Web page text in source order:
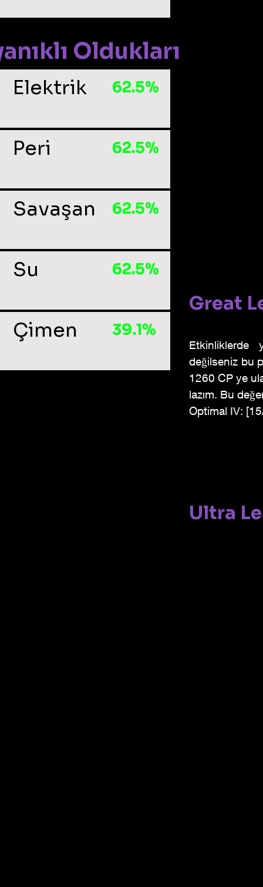
Oldukları
Elektrik 62.5%
Peri 62.5%
Savaşan 62.5%
Su 62.5%
Çimen 39.1%
Great
Etkinliklerde
değilseniz bu
1260 CP ye
lazım. Bu
Optimal IV:
Ultra